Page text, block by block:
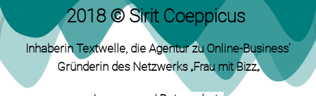
2018 © Sirit Coeppicus
Inhaberin Textwelle, die Agentur zu Online-Business‘
Gründerin des Netzwerks „Frau mit Bizz„